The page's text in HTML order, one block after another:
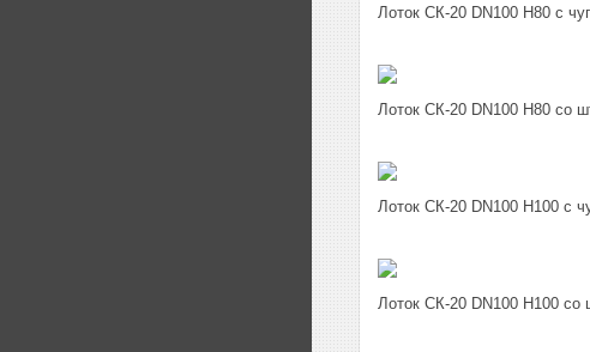
Лоток СК-20 DN100 H80 с
Лоток СК-20 DN100 H80 со
Лоток СК-20 DN100 H100 с
Лоток СК-20 DN100 H100 со